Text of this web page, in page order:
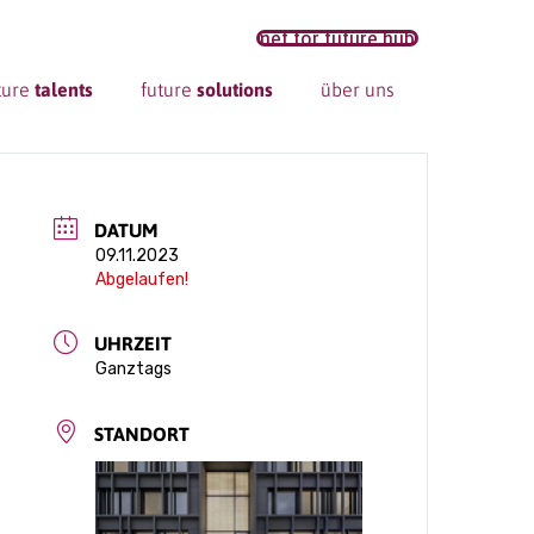
net for future hub
talents future solutions über uns
DATUM
09.11.2023
Abgelaufen!
UHRZEIT
Ganztags
STANDORT